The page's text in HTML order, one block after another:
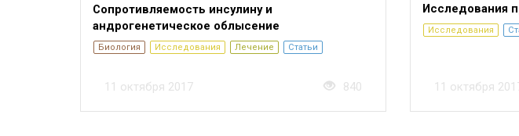
Сопротивляемость инсулину и
андрогенетическое облысение
Биология Исследования Лечение Статьи
11 октября 2017 840
Исследования
Исследования
11 октября